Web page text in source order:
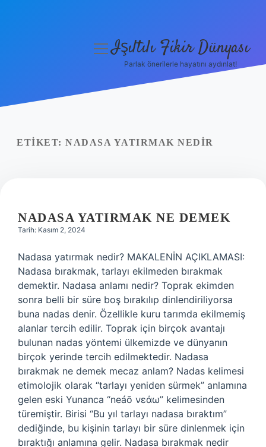
Yasal Uyarı
menüyüIşıltılı Fikir Dünyası
Parlak önerilerle hayatını aydınlat!
ETIKET: NADASA YATIRMAK NEDIR
NADASA YATIRMAK NE DEMEK
Tarih: Kasım 2, 2024
Nadasa yatırmak nedir? MAKALENİN AÇIKLAMASI:
Nadasa bırakmak, tarlayı ekilmeden bırakmak
demektir. Nadasa anlamı nedir? Toprak ekimden
sonra belli bir süre boş bırakılıp dinlendiriliyorsa
buna nadas denir. Özellikle kuru tarımda ekilmemiş
alanlar tercih edilir. Toprak için birçok avantajı
bulunan nadas yöntemi ülkemizde ve dünyanın
birçok yerinde tercih edilmektedir. Nadasa
bırakmak ne demek mecaz anlam? Nadas kelimesi
etimolojik olarak “tarlayı yeniden sürmek” anlamına
gelen eski Yunanca “neáō νεάω” kelimesinden
türemiştir. Birisi “Bu yıl tarlayı nadasa bıraktım”
dediğinde, bu kişinin tarlayı bir süre dinlenmek için
bıraktığı anlamına gelir. Nadasa bırakmak nedir